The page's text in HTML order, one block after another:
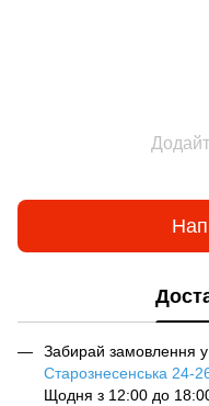
Забирай замовлення у
Старознесенська 24-
Щодня з 12:00 до